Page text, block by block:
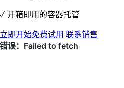
✓ 开箱即用的容器托管
立即开始免费试用 联系销售